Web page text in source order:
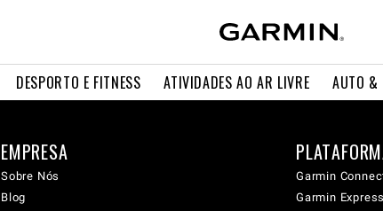
DESPORTO E FITNESS ATIVIDADES AO AR LIVRE AUTO &
EMPRESA
Sobre Nós
Blog
Garmin
Garmin Express